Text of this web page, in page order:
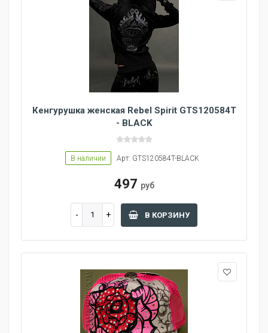
Кенгурушка женская Rebel Spirit GTS120584T
- BLACK
В наличии Арт: GTS120584T-BLACK
497 руб
В КОРЗИНУ